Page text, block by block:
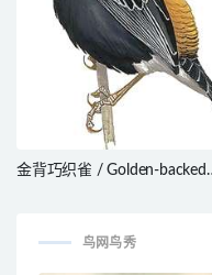
金背巧织雀 / Golden-backed
鸟网鸟秀